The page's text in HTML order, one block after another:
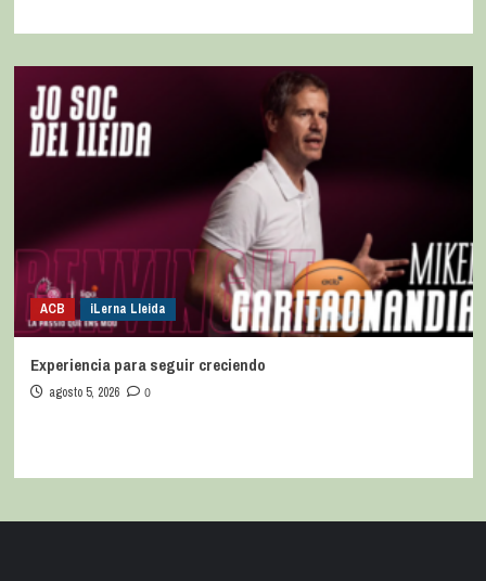
ACB iLerna Lleida
Experiencia para seguir creciendo
agosto 5, 2026 0